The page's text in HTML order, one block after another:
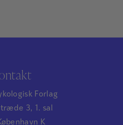
Forlag
3, 1. sal
K